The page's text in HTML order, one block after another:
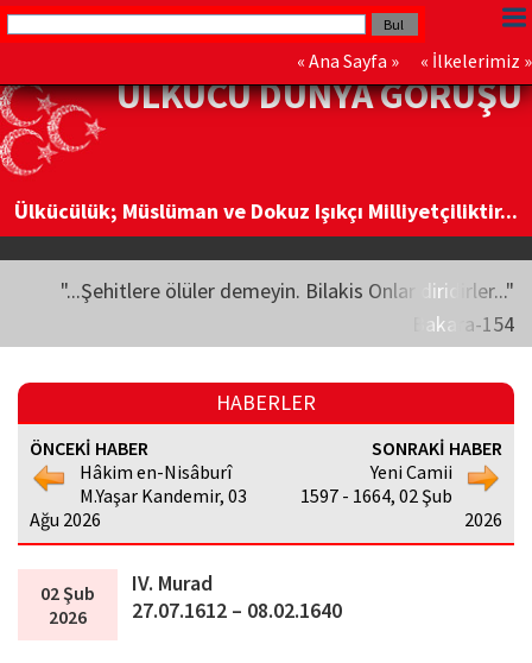
« Ana Sayfa » « İlkelerimiz »
ÜLKÜCÜ DÜNYA GÖRÜŞÜ
Ülkücülük; Müslüman ve Dokuz Işıkçı Milliyetçiliktir...
"...Şehitlere ölüler demeyin. Bilakis Onlar diridirler..."
Bakara-154
HABERLER
ÖNCEKİ HABER
Hâkim en-Nisâburî
M.Yaşar Kandemir, 03
Ağu 2026
SONRAKİ HABER
Yeni Camii
1597 - 1664, 02 Şub
2026
02 Şub
2026
IV. Murad
27.07.1612 – 08.02.1640